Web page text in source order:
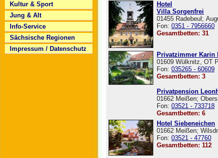
Kultur & Sport
Jung & Alt
Info-Service
Sächsische Regionen
Impressum / Datenschutz
Hotel
Villa Sorgenfrei
01455 Radebeul;
Fon: 0351 - 7956660
Gesamtbetten: 31
Privatzimmer Karin
01609 Wülknitz, OT
Fon: 035265 - 60609
Gesamtbetten: 3
Privatpension
01662 Meißen;
Fon: 03521 - 733718
Gesamtbetten: 6
Hotel Siebeneichen
01662 Meißen;
Fon: 03521 - 47760
Gesamtbetten: 112